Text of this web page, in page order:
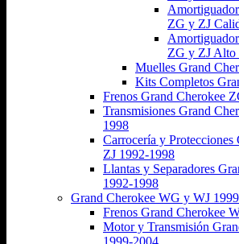
ZG y ZJ
ZG y ZJ Alto
Muelles Grand
Kits Completos
Frenos Grand Cherokee
Transmisiones Grand
1998
Carrocería y
ZJ 1992-1998
Llantas y Separadores
1992-1998
Grand Cherokee WG y WJ
Frenos Grand Cherokee
Motor y Transmisión
1999-2004